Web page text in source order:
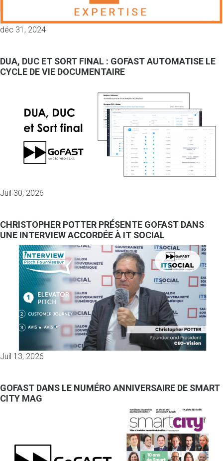
déc 31, 2024
DUA, DUC ET SORT FINAL : GOFAST AUTOMATISE LE
CYCLE DE VIE DOCUMENTAIRE
Juil 30, 2026
CHRISTOPHER POTTER PRÉSENTE GOFAST DANS
UNE INTERVIEW ACCORDÉE À IT SOCIAL
Juil 13, 2026
GOFAST DANS LE NUMÉRO ANNIVERSAIRE DE SMART
CITY MAG